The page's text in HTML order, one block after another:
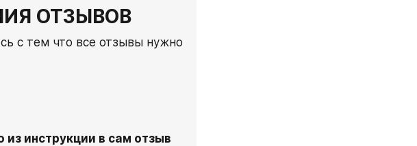
ОТЗЫВОВ
с тем что все отзывы нужно
инструкции в сам отзыв